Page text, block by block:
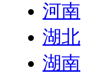
河南
湖北
湖南